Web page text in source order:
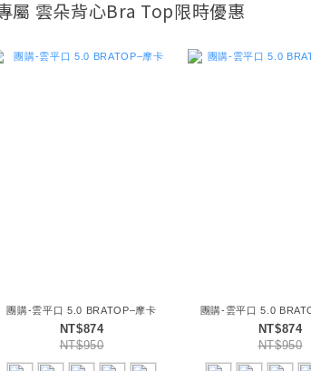
屬 雲朵背心Bra Top限時優惠
團購-雲平口 5.0 BRATOP–摩卡
NT$874
NT$950
團購-雲平口 5.0
NT$874
NT$950